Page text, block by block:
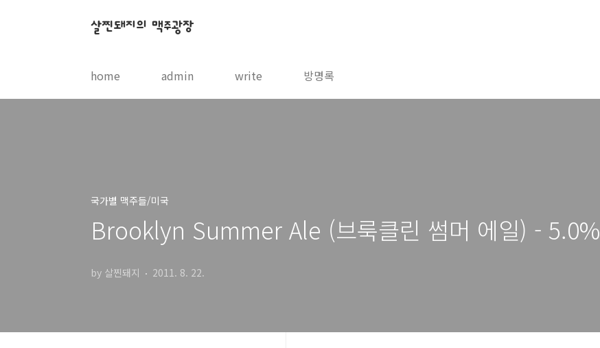
살찐돼지의 맥주광장
home admin write 방명록
국가별 맥주들/미국
Brooklyn Summer Ale (브룩클린 썸머 에일) - 5.0%
by 살찐돼지 2011. 8. 22.